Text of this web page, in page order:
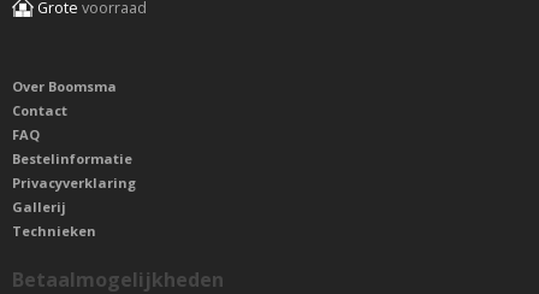
Grote voorraad
Over Boomsma
Contact
FAQ
Bestelinformatie
Privacyverklaring
Gallerij
Technieken
Betaalmogelijkheden